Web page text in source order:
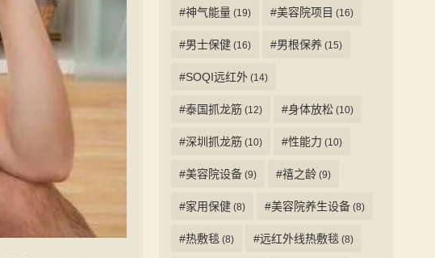
#神气能量 (19) #美容院项目 (16)
#男士保健 (16) #男根保养 (15)
#SOQI远红外 (14)
#泰国抓龙筋 (12) #身体放松 (10)
#深圳抓龙筋 (10) #性能力 (10)
#美容院设备 (9) #禧之龄 (9)
#家用保健 (8) #美容院养生设备 (8)
#热敷毯 (8) #远红外线热敷毯 (8)